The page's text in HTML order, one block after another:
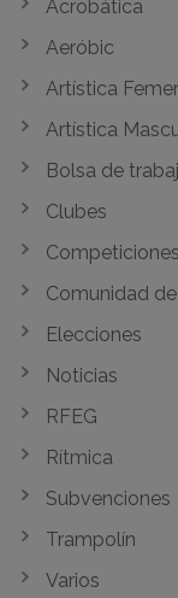
Acrobática
Aeróbic
Artística
Artística
Bolsa de
Clubes
Competiciones
Comunidad
Elecciones
Noticias
RFEG
Rítmica
Subvenciones
Trampolín
Varios